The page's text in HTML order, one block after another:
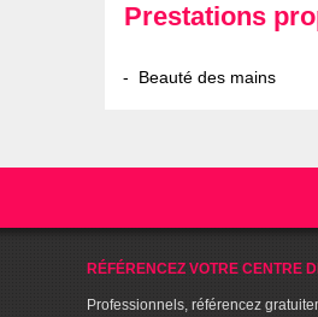
Prestations
Beauté des mains
RÉFÉRENCEZ VOTRE CENTRE
Professionnels, référencez